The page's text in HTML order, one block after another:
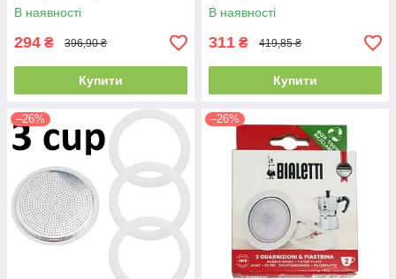
В наявності
294 ₴ 396,90 ₴
Купити
В наявності
311 ₴ 419,85 ₴
Купити
–26% –26%